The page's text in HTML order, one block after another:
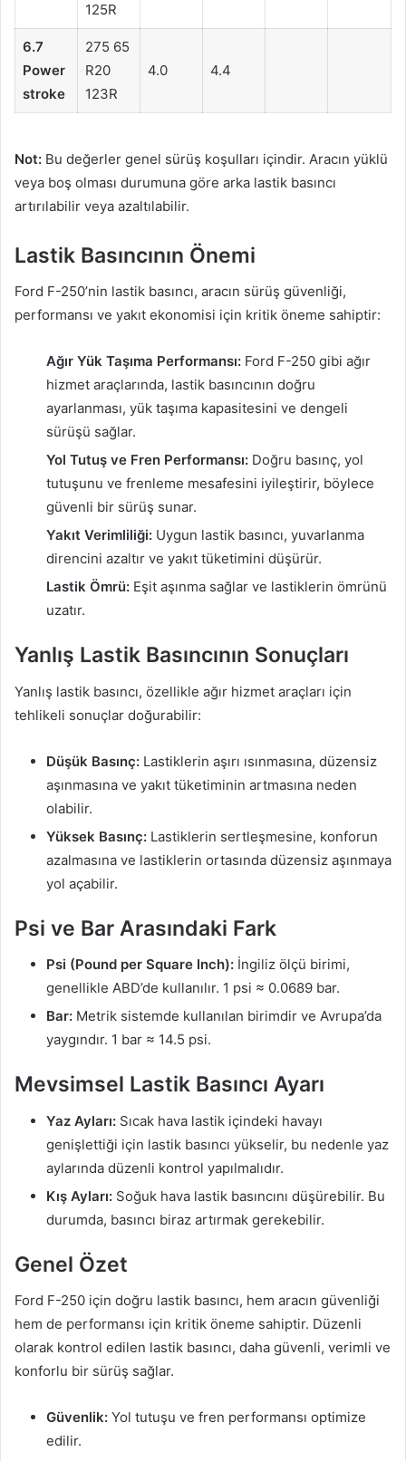
125R
6.7
Power
stroke
275 65
R20
123R
4.0 4.4
Not: Bu değerler genel sürüş koşulları içindir. Aracın yüklü
veya boş olması durumuna göre arka lastik basıncı
artırılabilir veya azaltılabilir.
Lastik Basıncının Önemi
Ford F-250’nin lastik basıncı, aracın sürüş güvenliği,
performansı ve yakıt ekonomisi için kritik öneme sahiptir:
Ağır Yük Taşıma Performansı: Ford F-250 gibi ağır
hizmet araçlarında, lastik basıncının doğru
ayarlanması, yük taşıma kapasitesini ve dengeli
sürüşü sağlar.
Yol Tutuş ve Fren Performansı: Doğru basınç, yol
tutuşunu ve frenleme mesafesini iyileştirir, böylece
güvenli bir sürüş sunar.
Yakıt Verimliliği: Uygun lastik basıncı, yuvarlanma
direncini azaltır ve yakıt tüketimini düşürür.
Lastik Ömrü: Eşit aşınma sağlar ve lastiklerin ömrünü
uzatır.
Yanlış Lastik Basıncının Sonuçları
Yanlış lastik basıncı, özellikle ağır hizmet araçları için
tehlikeli sonuçlar doğurabilir:
Düşük Basınç: Lastiklerin aşırı ısınmasına, düzensiz
aşınmasına ve yakıt tüketiminin artmasına neden
olabilir.
Yüksek Basınç: Lastiklerin sertleşmesine, konforun
azalmasına ve lastiklerin ortasında düzensiz aşınmaya
yol açabilir.
Psi ve Bar Arasındaki Fark
Psi (Pound per Square Inch): İngiliz ölçü birimi,
genellikle ABD’de kullanılır. 1 psi ≈ 0.0689 bar.
Bar: Metrik sistemde kullanılan birimdir ve Avrupa’da
yaygındır. 1 bar ≈ 14.5 psi.
Mevsimsel Lastik Basıncı Ayarı
Yaz Ayları: Sıcak hava lastik içindeki havayı
genişlettiği için lastik basıncı yükselir, bu nedenle yaz
aylarında düzenli kontrol yapılmalıdır.
Kış Ayları: Soğuk hava lastik basıncını düşürebilir. Bu
durumda, basıncı biraz artırmak gerekebilir.
Genel Özet
Ford F-250 için doğru lastik basıncı, hem aracın güvenliği
hem de performansı için kritik öneme sahiptir. Düzenli
olarak kontrol edilen lastik basıncı, daha güvenli, verimli ve
konforlu bir sürüş sağlar.
Güvenlik: Yol tutuşu ve fren performansı optimize
edilir.